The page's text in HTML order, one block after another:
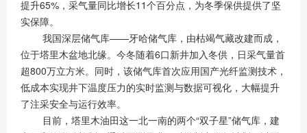
提升65%，采气量同比增长11个百分点，为冬季保供提供了坚
实保障。
我国深层储气库——牙哈储气库，由枯竭气藏改建而成，
位于塔里木盆地北缘。今冬随着6口新井加入冬供，日采气量首
超800万立方米。同时，该储气库首次应用国产光纤监测技术，
低成本实现井下温度压力的实时监测与数据可视化，大幅提升
了注采安全与运行效率。
目前，塔里木油田这一北一南的两个“双子星”储气库，建